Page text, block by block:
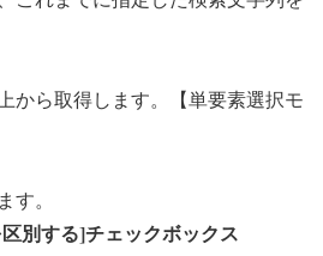
ら取得します。【単要素選択モ
。
する]チェックボックス